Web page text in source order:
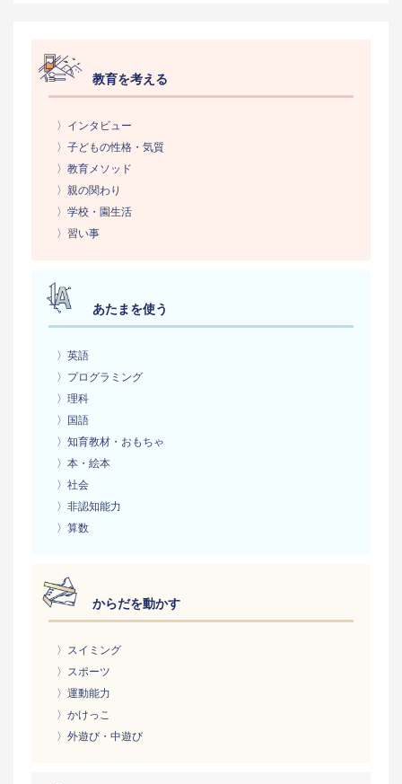
教育を考える
〉インタビュー
〉子どもの性格・気質
〉教育メソッド
〉親の関わり
〉学校・園生活
〉習い事
あたまを使う
〉英語
〉プログラミング
〉理科
〉国語
〉知育教材・おもちゃ
〉本・絵本
〉社会
〉非認知能力
〉算数
からだを動かす
〉スイミング
〉スポーツ
〉運動能力
〉かけっこ
〉外遊び・中遊び